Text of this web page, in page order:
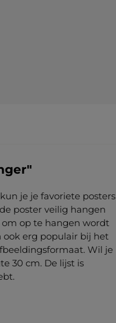
je je favoriete posters
poster veilig hangen
om op te hangen wordt
ook erg populair bij het
Wil je
30 cm. De lijst is